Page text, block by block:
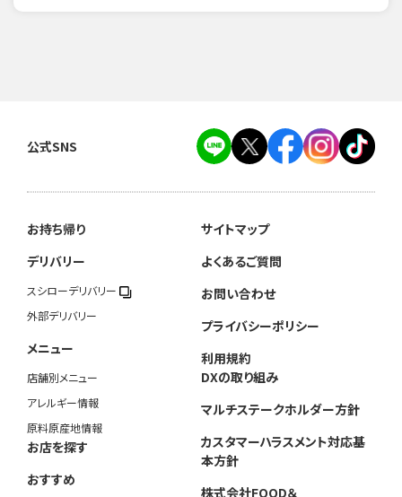
公式SNS
お持ち帰り
デリバリー
スシローデリバリー
外部デリバリー
メニュー
店舗別メニュー
アレルギー情報
原料原産地情報
お店を探す
おすすめ
サイトマップ
よくあるご質問
お問い合わせ
プライバシーポリシー
利用規約
DXの取り組み
マルチステークホルダー方針
カスタマーハラスメント対応基
本方針
株式会社FOOD＆